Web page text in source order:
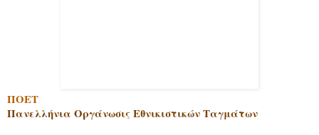
ΠΟΕΤ
Πανελλήνια Οργάνωσις Εθνικιστικών Ταγμάτων